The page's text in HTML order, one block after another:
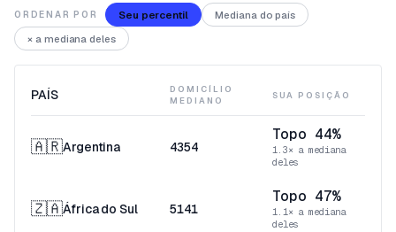
ORDENAR POR Seu percentil
Mediana do país
× a mediana deles
PAÍS
DOMICÍLIO
MEDIANO
SUA POSIÇÃO
🇦🇷Argentina 4354
Topo 44%
1.3× a mediana
deles
🇿🇦África do Sul 5141
Topo 47%
1.1× a mediana
deles